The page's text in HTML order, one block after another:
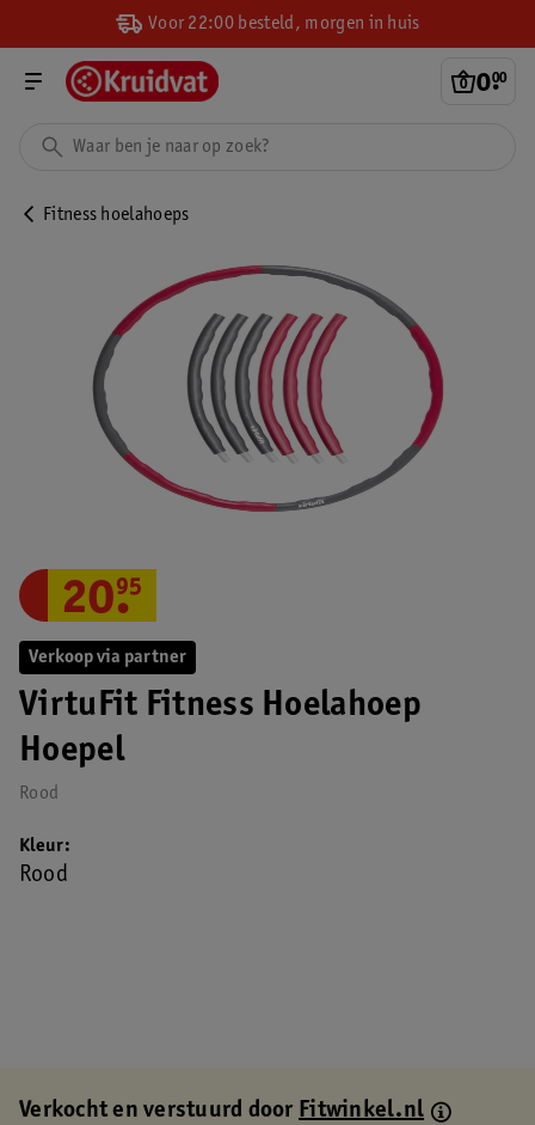
Voor 22:00 besteld, morgen in huis
0.
00
Fitness hoelahoeps
Verkoop via partner
VirtuFit Fitness Hoelahoep
Hoepel
Rood
20.
95
Kleur
Rood
Verkocht en verstuurd doorFitwinkel.nl